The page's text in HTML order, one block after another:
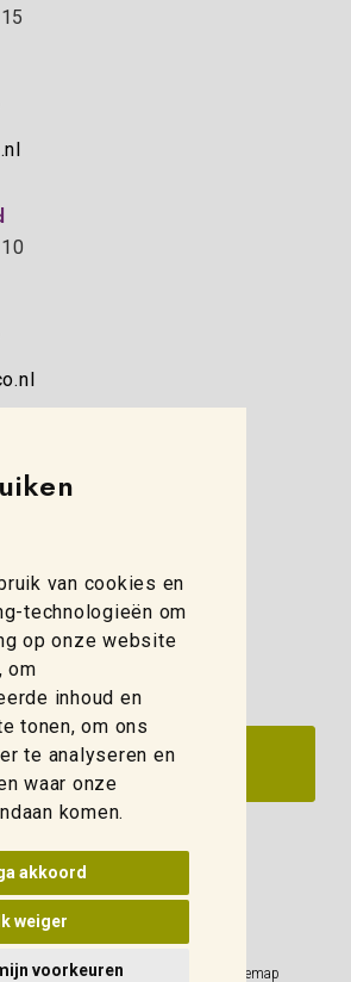
van cookies en
technologieën om
op onze website
om
inhoud en
tonen, om ons
te analyseren en
waar onze
komen.
akkoord
Ik weiger
voorkeuren
8
Sitemap